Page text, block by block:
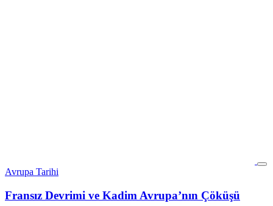
Avrupa Tarihi
Fransız Devrimi ve Kadim Avrupa’nın Çöküşü